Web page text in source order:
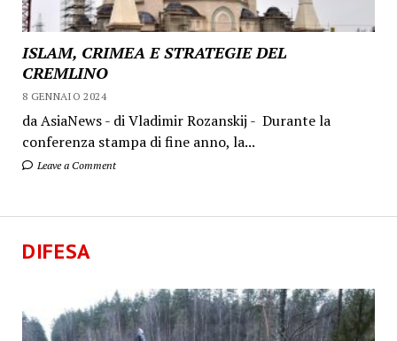
ISLAM, CRIMEA E STRATEGIE DEL
CREMLINO
8 GENNAIO 2024
da AsiaNews - di Vladimir Rozanskij - Durante la
conferenza stampa di fine anno, la...
Leave a Comment
DIFESA